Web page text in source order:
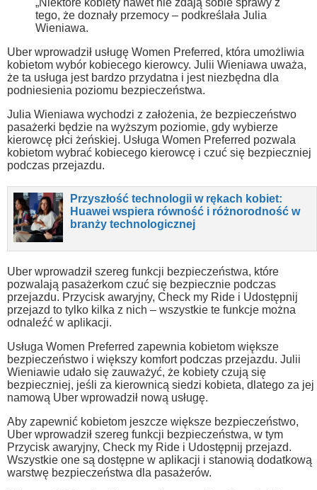
„Niektóre kobiety nawet nie zdają sobie sprawy z
tego, że doznały przemocy – podkreślała Julia
Wieniawa.
Uber wprowadził usługę Women Preferred, która umożliwia
kobietom wybór kobiecego kierowcy. Julii Wieniawa uważa,
że ta usługa jest bardzo przydatna i jest niezbędna dla
podniesienia poziomu bezpieczeństwa.
Julia Wieniawa wychodzi z założenia, że bezpieczeństwo
pasażerki będzie na wyższym poziomie, gdy wybierze
kierowcę płci żeńskiej. Usługa Women Preferred pozwala
kobietom wybrać kobiecego kierowcę i czuć się bezpieczniej
podczas przejazdu.
Przyszłość technologii w rękach kobiet:
Huawei wspiera równość i różnorodność w
branży technologicznej
Uber wprowadził szereg funkcji bezpieczeństwa, które
pozwalają pasażerkom czuć się bezpiecznie podczas
przejazdu. Przycisk awaryjny, Check my Ride i Udostępnij
przejazd to tylko kilka z nich – wszystkie te funkcje można
odnaleźć w aplikacji.
Usługa Women Preferred zapewnia kobietom większe
bezpieczeństwo i większy komfort podczas przejazdu. Julii
Wieniawie udało się zauważyć, że kobiety czują się
bezpieczniej, jeśli za kierownicą siedzi kobieta, dlatego za jej
namową Uber wprowadził nową usługę.
Aby zapewnić kobietom jeszcze większe bezpieczeństwo,
Uber wprowadził szereg funkcji bezpieczeństwa, w tym
Przycisk awaryjny, Check my Ride i Udostępnij przejazd.
Wszystkie one są dostępne w aplikacji i stanowią dodatkową
warstwę bezpieczeństwa dla pasażerów.